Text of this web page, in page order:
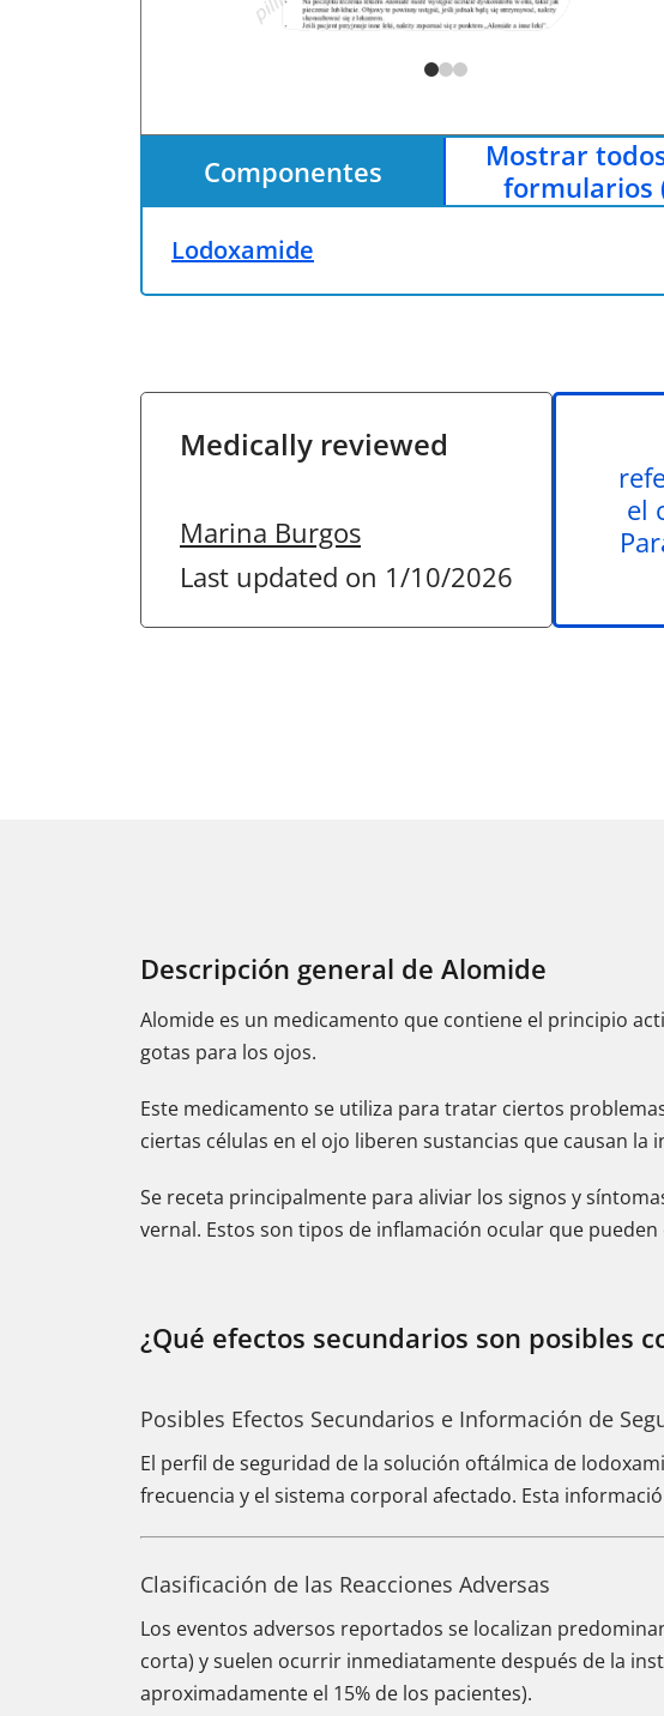
Componentes
Mostrar
formularios
Lodoxamide
Medically reviewed
Marina Burgos
Last updated on 1/10/2026
el
Descripción general de Alomide
Alomide es un medicamento que contiene el principio
gotas para los ojos.
Este medicamento se utiliza para tratar ciertos
ciertas células en el ojo liberen sustancias que causan la
Se receta principalmente para aliviar los signos y
vernal. Estos son tipos de inflamación ocular que
¿Qué efectos secundarios son posibles
Posibles Efectos Secundarios e Información de
El perfil de seguridad de la solución oftálmica de
frecuencia y el sistema corporal afectado. Esta
Clasificación de las Reacciones Adversas
Los eventos adversos reportados se localizan
corta) y suelen ocurrir inmediatamente después de la
aproximadamente el 15% de los pacientes).